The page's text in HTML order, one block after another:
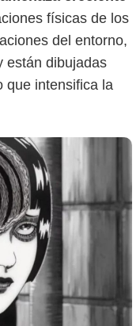
físicas de los
del entorno,
están dibujadas
que intensifica la